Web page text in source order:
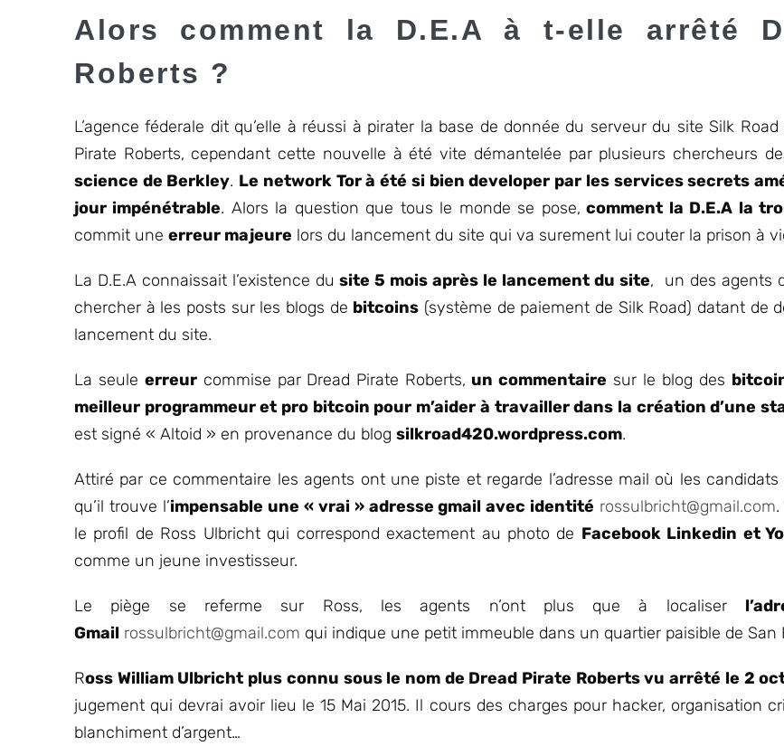
Alors comment la D.E.A à t-elle arrêté
Roberts ?
L’agence féderale dit qu’elle à réussi à pirater la base de donnée du serveur du site Silk
Pirate Roberts, cependant cette nouvelle à été vite démantelée par plusieurs chercheurs
science de Berkley. Le network Tor à été si bien developer par les services secrets
jour impénétrable. Alors la question que tous le monde se pose, comment la D.E.A la
commit une erreur majeure lors du lancement du site qui va surement lui couter la prison à
La D.E.A connaissait l’existence du site 5 mois après le lancement du site, un des agents
chercher à les posts sur les blogs de bitcoins (système de paiement de Silk Road) datant de
lancement du site.
La seule erreurcommise par Dread Pirate Roberts, un commentaire sur le blog des
meilleur programmeur et pro bitcoin pour m’aider à travailler dans la création d’une
est signé « Altoid » en provenance du blog silkroad420.wordpress.com.
Attiré par ce commentaire les agents ont une piste et regarde l’adresse mail où les candidats
qu’il trouve l’impensable une « vrai » adresse gmail avec identité rossulbricht@gmail.com
le profil de Ross Ulbricht qui correspond exactement au photo de Facebook Linkedin et
comme un jeune investisseur.
Le piège se referme sur Ross, les agents n’ont plus que à localiser
Gmail rossulbricht@gmail.com qui indique une petit immeuble dans un quartier paisible de San
Ross William Ulbricht plus connu sous le nom de Dread Pirate Roberts vu arrêté le 2
jugement qui devrai avoir lieu le 15 Mai 2015. Il cours des charges pour hacker, organisation
blanchiment d’argent…